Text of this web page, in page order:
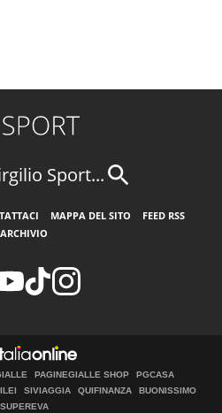
Sport...
MAPPA DEL SITO
FEED RSS
ARCHIVIO
PAGINEGIALLE SHOP
PGCASA
SIVIAGGIA QUIFINANZA
BUONISSIMO
SUPEREVA